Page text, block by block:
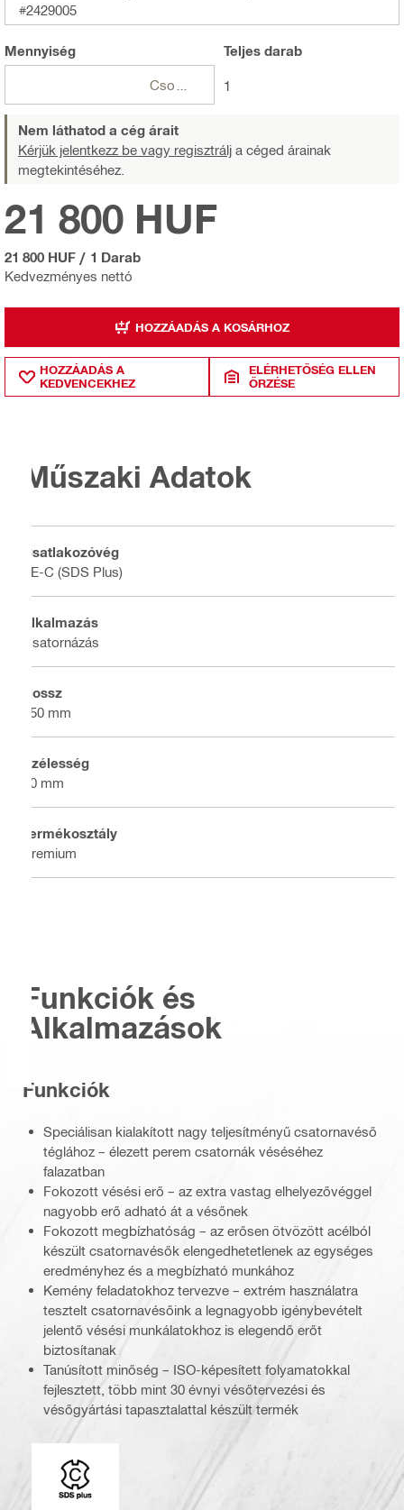
#2429005
Mennyiség Teljesdarab
1
Nem láthatod a cég árait
Kérjük jelentkezz be vagy regisztrálj a céged árainak
megtekintéséhez.
Kedvezményes nettó
21 800 HUF
21 800 HUF / 1 Darab
HOZZÁADÁS A KOSÁRHOZ
HOZZÁADÁS A
KEDVENCEKHEZ
ELÉRHETŐSÉG ELLEN
ŐRZÉSE
Műszaki Adatok
Csatlakozóvég
TE-C (SDS Plus)
Alkalmazás
Csatornázás
Hossz
250 mm
Szélesség
20 mm
Termékosztály
Premium
Funkciók és
Alkalmazások
Funkciók
Speciálisan kialakított nagy teljesítményű csatornavéső
téglához – élezett perem csatornák véséséhez
falazatban
Fokozott vésési erő – az extra vastag elhelyezővéggel
nagyobb erő adható át a vésőnek
Fokozott megbízhatóság – az erősen ötvözött acélból
készült csatornavésők elengedhetetlenek az egységes
eredményhez és a megbízható munkához
Kemény feladatokhoz tervezve – extrém használatra
tesztelt csatornavésőink a legnagyobb igénybevételt
jelentő vésési munkálatokhoz is elegendő erőt
biztosítanak
Tanúsított minőség – ISO-képesített folyamatokkal
fejlesztett, több mint 30 évnyi vésőtervezési és
vésőgyártási tapasztalattal készült termék
Csatlakozóvég